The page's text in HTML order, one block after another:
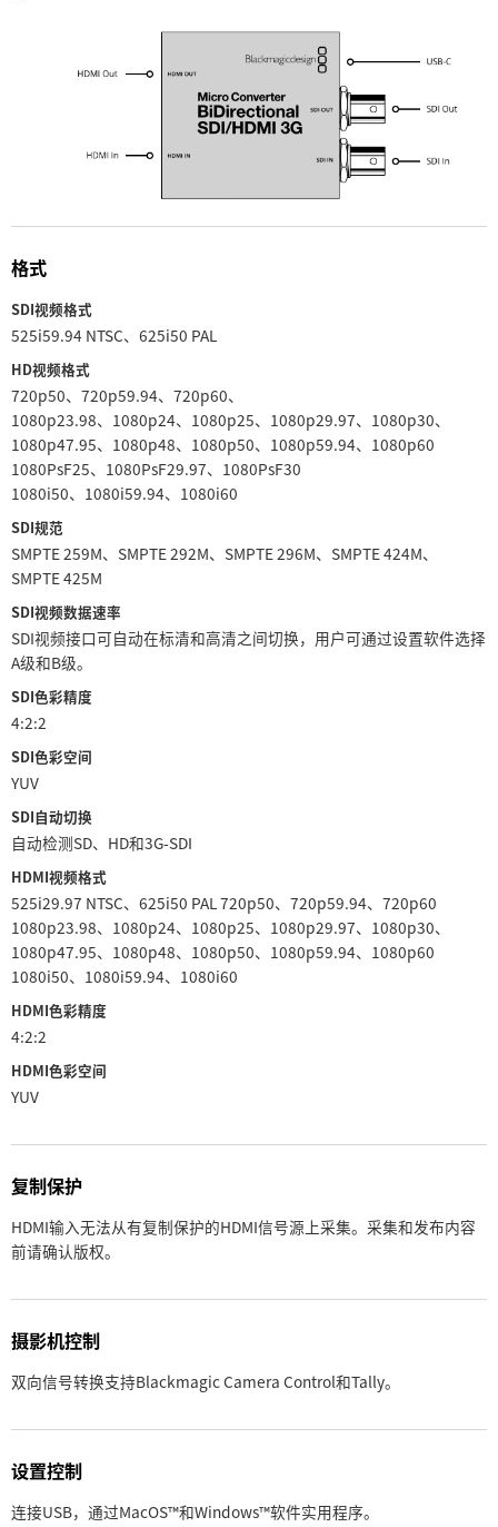
United Kingdom
United States
格式
SDI视频格式
525i59.94 NTSC、625i50 PAL
HD视频格式
720p50、720p59.94、720p60、
1080p23.98、1080p24、1080p25、1080p29.97、1080p30、
1080p47.95、1080p48、1080p50、1080p59.94、1080p60
1080PsF25、1080PsF29.97、1080PsF30
1080i50、1080i59.94、1080i60
SDI规范
SMPTE 259M、SMPTE 292M、SMPTE 296M、SMPTE 424M、
SMPTE 425M
SDI视频数据速率
SDI视频接口可自动在标清和高清之间切换，用户可通过设置软件选择
A级和B级。
SDI色彩精度
4:2:2
SDI色彩空间
YUV
SDI自动切换
自动检测SD、HD和3G-SDI
HDMI视频格式
525i29.97 NTSC、625i50 PAL 720p50、720p59.94、720p60
1080p23.98、1080p24、1080p25、1080p29.97、1080p30、
1080p47.95、1080p48、1080p50、1080p59.94、1080p60
1080i50、1080i59.94、1080i60
HDMI色彩精度
4:2:2
HDMI色彩空间
YUV
复制保护
HDMI输入无法从有复制保护的HDMI信号源上采集。采集和发布内容
前请确认版权。
摄影机控制
双向信号转换支持Blackmagic Camera Control和Tally。
设置控制
连接USB，通过MacOS™和Windows™软件实用程序。